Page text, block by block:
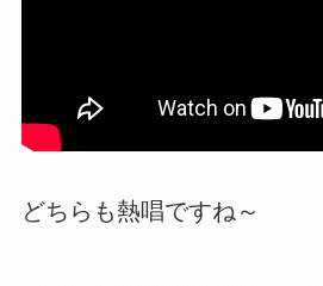
どちらも熱唱ですね～